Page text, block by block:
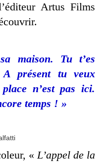
Artus Films
maison. Tu t’es
présent tu veux
n’est pas ici.
temps ! »
«L’appel de la